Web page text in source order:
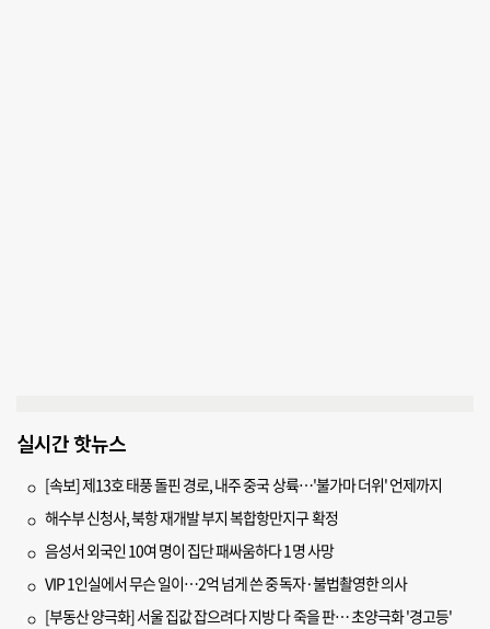
실시간 핫뉴스
[속보] 제13호 태풍 돌핀 경로, 내주 중국 상륙…'불가마 더위' 언제까지
해수부 신청사, 북항 재개발 부지 복합항만지구 확정
음성서 외국인 10여 명이 집단 패싸움하다 1명 사망
VIP 1인실에서 무슨 일이…2억 넘게 쓴 중독자·불법촬영한 의사
[부동산 양극화] 서울 집값 잡으려다 지방 다 죽을 판… 초양극화 '경고등'